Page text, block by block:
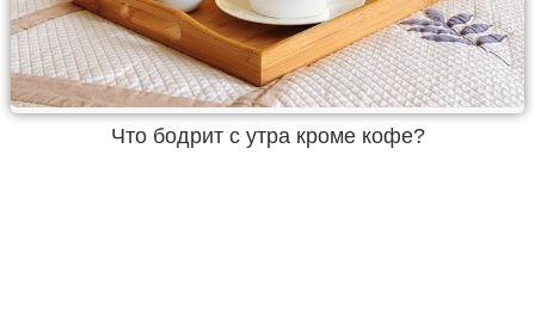
Что бодрит с утра кроме кофе?